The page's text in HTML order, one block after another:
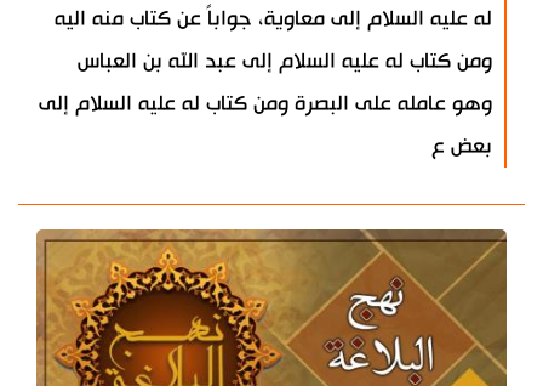
له عليه السلام إلى معاوية، جواباً عن كتاب منه اليه
ومن كتاب له عليه السلام إلى عبد الله بن العباس
وهو عامله على البصرة ومن كتاب له عليه السلام إلى
بعض ع